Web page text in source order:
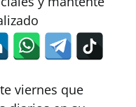
viernes que